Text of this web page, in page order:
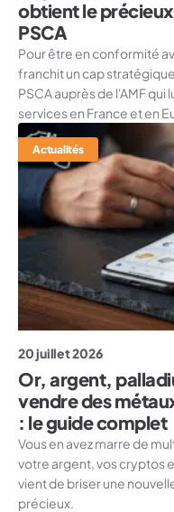
obtient le
PSCA
Pour être en conformité
franchit un cap
PSCA auprès de l'AMF
services en France et en
Actualités
20 juillet 2026
Or, argent,
vendre des
: le guide complet
Vous en avez marre de
votre argent, vos cryptos
vient de briser une
précieux.